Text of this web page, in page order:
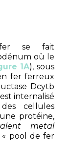
fer se fait
où le
1A), sous
fer ferreux
Dcytb
internalisé
cellules
protéine,
metal
pool de fer